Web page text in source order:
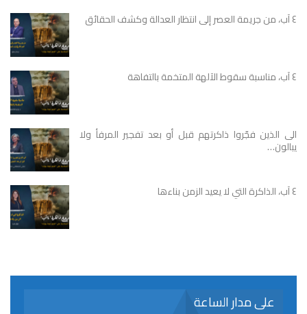
٤ آب، من جريمة العصر إلى انتظار العدالة وكشف الحقائق
٤ آب، مناسبة سقوط الآلهة المتخمة بالتفاهة
الى الذين فجّروا ذاكرتهم قبل أو بعد تفجير المرفأ ولا
يبالون…
٤ آب، الذاكرة التي لا يعيد الزمن بناءها
على مدار الساعة